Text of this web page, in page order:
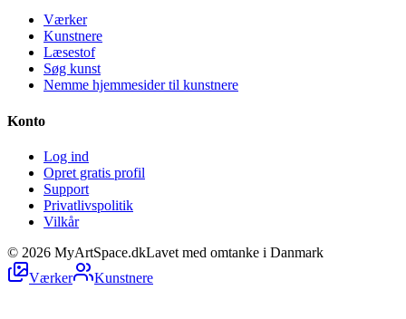
Værker
Kunstnere
Læsestof
Søg kunst
Nemme hjemmesider til kunstnere
Konto
Log ind
Opret gratis profil
Support
Privatlivspolitik
Vilkår
© 2026 MyArtSpace.dkLavet med omtanke i Danmark
Værker
Kunstnere